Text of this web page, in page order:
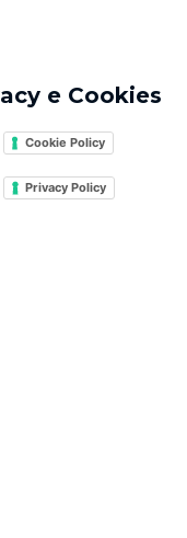
e Cookies
Cookie Policy
Privacy Policy